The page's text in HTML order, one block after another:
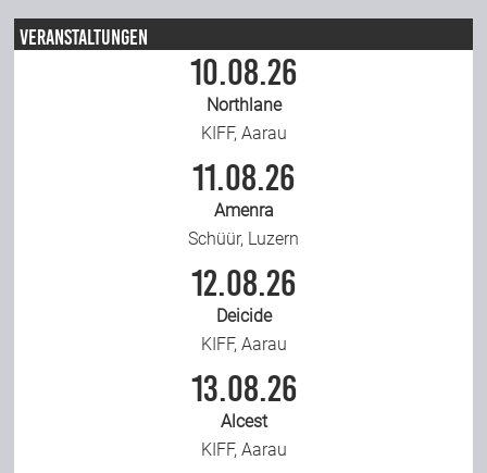
Veranstaltungen
10.08.26
Northlane
KIFF, Aarau
11.08.26
Amenra
Schüür, Luzern
12.08.26
Deicide
KIFF, Aarau
13.08.26
Alcest
KIFF, Aarau